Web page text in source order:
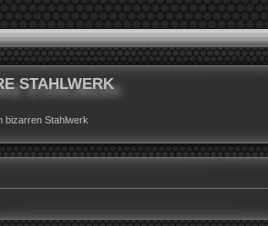
STAHLWERK
bizarren Stahlwerk